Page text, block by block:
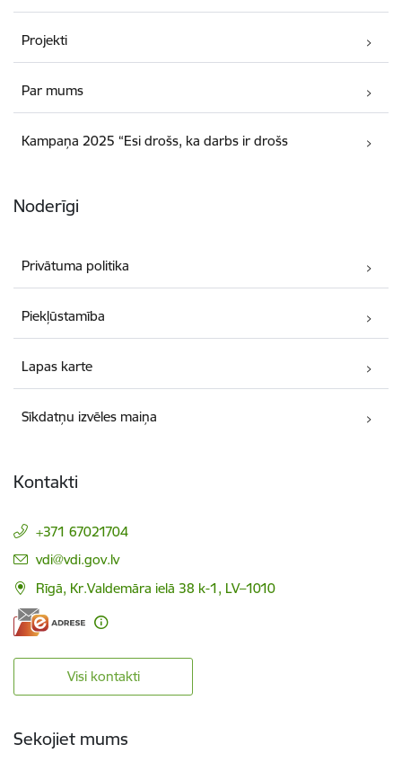
Projekti
Par mums
Kampaņa 2025 “Esi drošs, ka darbs ir drošs
Noderīgi
Privātuma politika
Piekļūstamība
Lapas karte
Sīkdatņu izvēles maiņa
Kontakti
+371 67021704
E-pasts:
vdi@vdi.gov.lv
Rīgā, Kr.Valdemāra ielā 38 k-1, LV–1010
Visi kontakti
Sekojiet mums